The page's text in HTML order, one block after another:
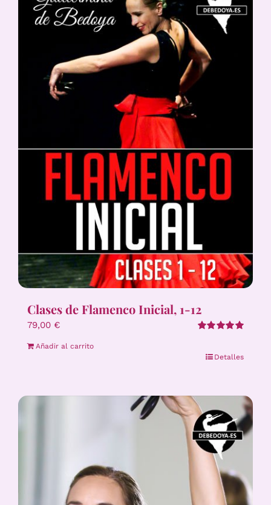
Clases de Flamenco Inicial, 1-12
79,00 €
Añadir al carrito
Detalles